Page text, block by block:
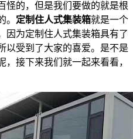
怪的，但是我们要做的就是根
。 定制住人式集装箱就是一个
因为定制住人式集装箱具有了
以受到了大家的喜爱。是不是
接下来我们就一起来看看，